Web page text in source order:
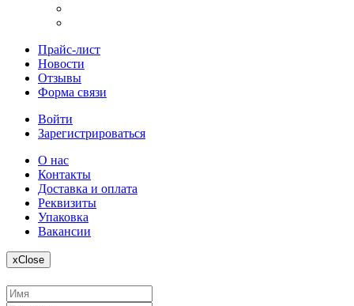
Прайс-лист
Новости
Отзывы
Форма связи
Войти
Зарегистрироваться
О нас
Контакты
Доставка и оплата
Реквизиты
Упаковка
Вакансии
xClose